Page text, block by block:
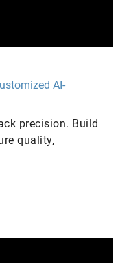
AI-
precision. Build
quality,